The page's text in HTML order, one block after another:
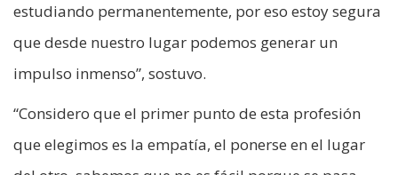
estudiando permanentemente, por eso estoy segura
que desde nuestro lugar podemos generar un
impulso inmenso”, sostuvo.
“Considero que el primer punto de esta profesión
que elegimos es la empatía, el ponerse en el lugar